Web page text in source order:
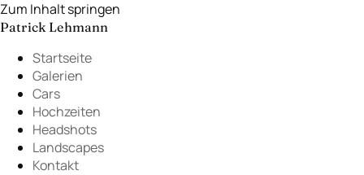
Zum Inhalt springen
Patrick Lehmann
Startseite
Galerien
Cars
Hochzeiten
Headshots
Landscapes
Kontakt